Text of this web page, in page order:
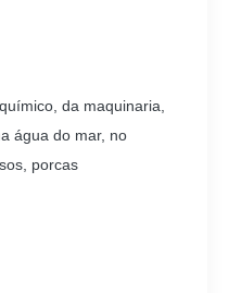
da maquinaria,
água do mar, no
porcas